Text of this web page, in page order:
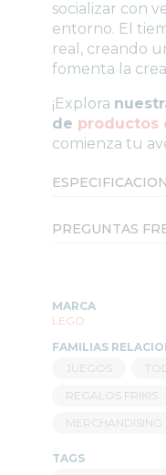
socializar con
entorno. El
real, creando
fomenta la
¡Explora
de productos
comienza tu
PREGUNTAS
MARCA
LEGO
FAMILIAS
JUEGOS
REGALOS FRIKIS
MERCHANDISING
TAGS